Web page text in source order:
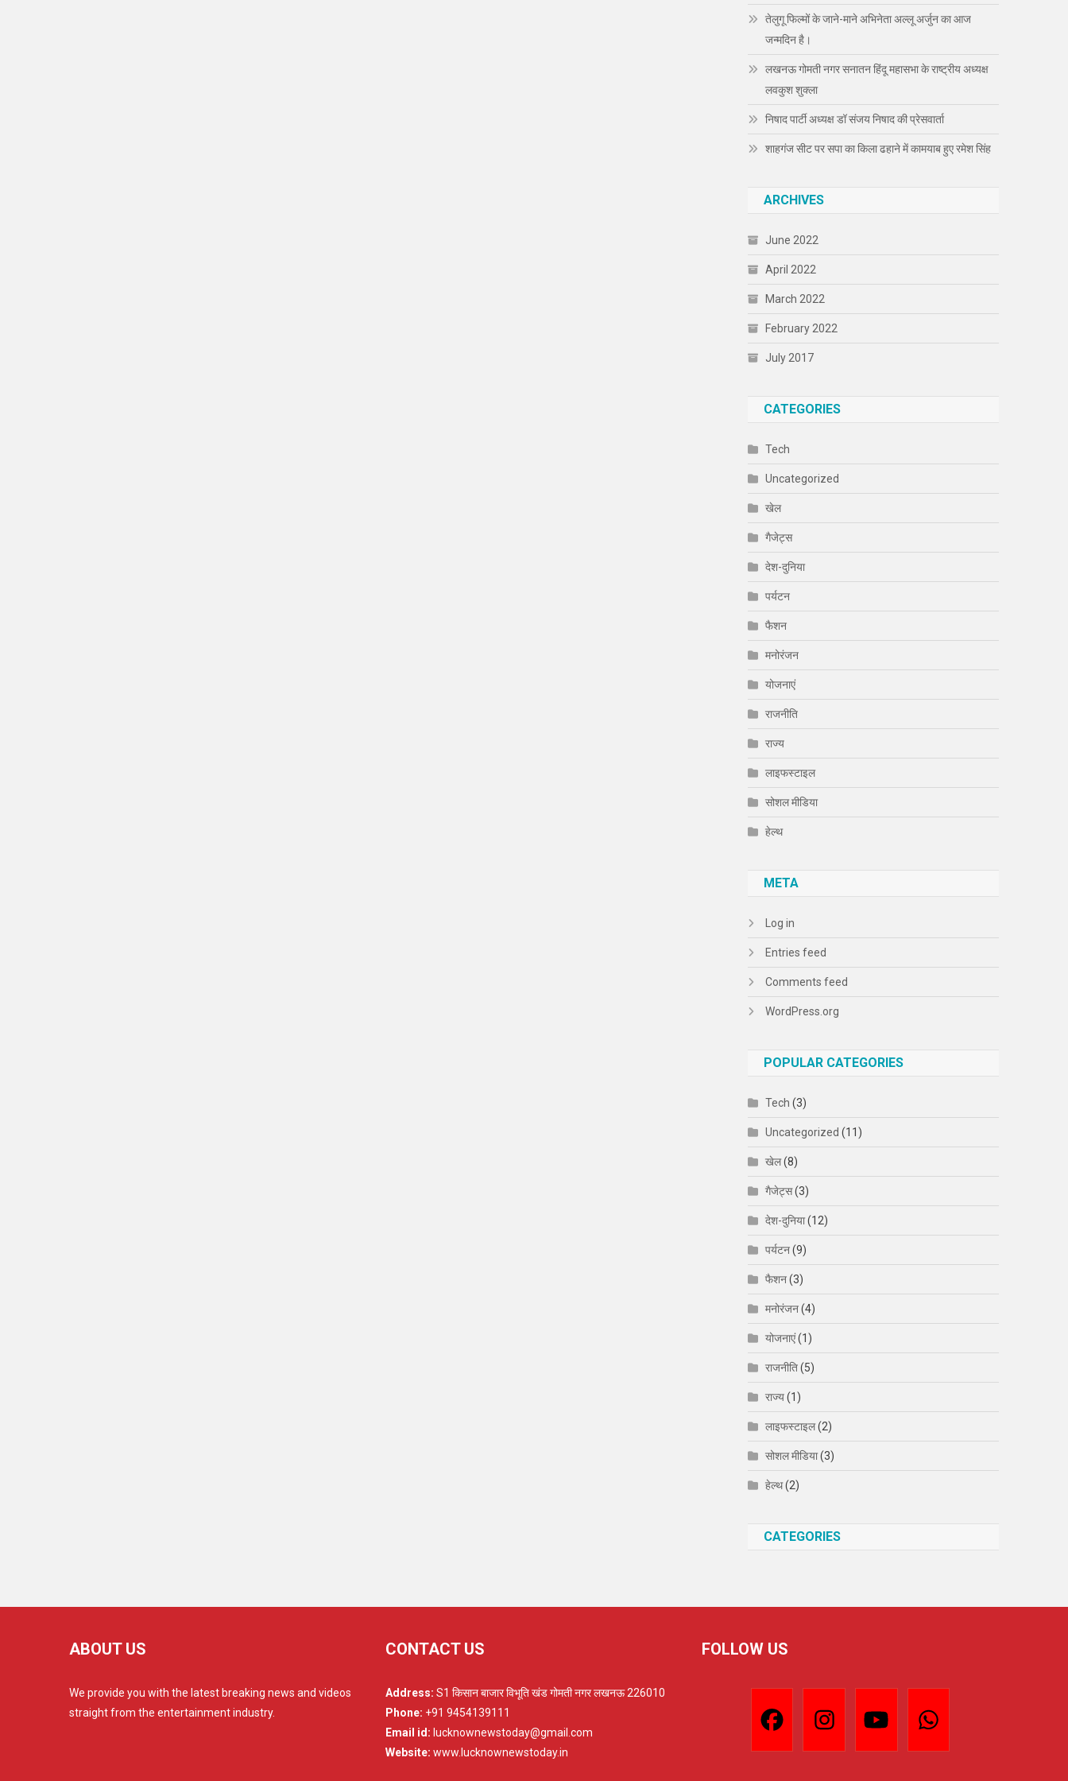
तेलुगू फिल्मों के जाने-माने अभिनेता अल्लू अर्जुन का आज
जन्मदिन है।
लखनऊ गोमती नगर सनातन हिंदू महासभा के राष्ट्रीय अध्यक्ष
लवकुश शुक्ला
निषाद पार्टी अध्यक्ष डॉ संजय निषाद की प्रेसवार्ता
शाहगंज सीट पर सपा का किला ढहाने में कामयाब हुए रमेश सिंह
ARCHIVES
June 2022
April 2022
March 2022
February 2022
July 2017
CATEGORIES
Tech
Uncategorized
खेल
गैजेट्स
देश-दुनिया
पर्यटन
फैशन
मनोरंजन
योजनाएं
राजनीति
राज्य
लाइफस्टाइल
सोशल मीडिया
हेल्थ
META
Log in
Entries feed
Comments feed
WordPress.org
POPULAR CATEGORIES
Tech (3)
Uncategorized (11)
खेल(8)
गैजेट्स(3)
देश-दुनिया(12)
पर्यटन(9)
फैशन(3)
मनोरंजन(4)
योजनाएं(1)
राजनीति(5)
राज्य(1)
लाइफस्टाइल(2)
सोशल मीडिया(3)
हेल्थ(2)
CATEGORIES
ABOUT US
We provide you with the latest breaking news and videos
straight from the entertainment industry.
CONTACT US
Address: S1 किसान बाजार विभूति खंड गोमती नगर लखनऊ 226010
Phone: +91 9454139111
Email id: lucknownewstoday@gmail.com
Website: www.lucknownewstoday.in
FOLLOW US